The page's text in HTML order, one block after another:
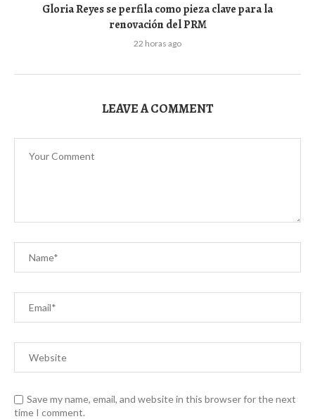
Gloria Reyes se perfila como pieza clave para la
renovación del PRM
22 horas ago
LEAVE A COMMENT
Save my name, email, and website in this browser for the next
time I comment.